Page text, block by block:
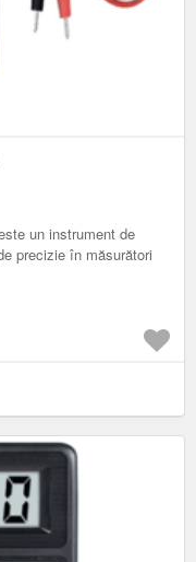
un instrument de
precizie în măsurători